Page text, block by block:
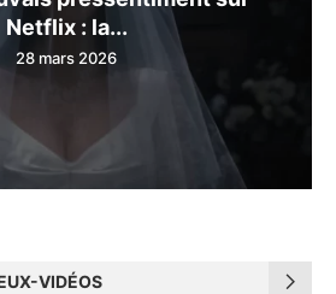
Netflix : la...
28 mars 2026
VIDÉOS